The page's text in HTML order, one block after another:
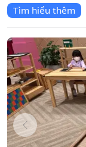
Tìm hiểu thêm